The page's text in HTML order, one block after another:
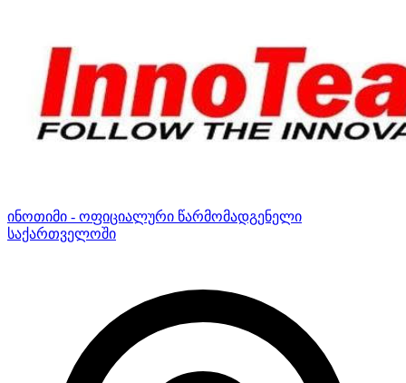
ინოთიმი - ოფიციალური წარმომადგენელი
საქართველოში